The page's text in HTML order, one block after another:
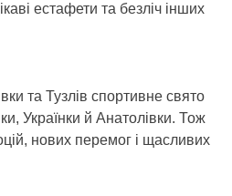
естафети та безліч інших
та Тузлів спортивне свято
Українки й Анатолівки. Тож
нових перемог і щасливих